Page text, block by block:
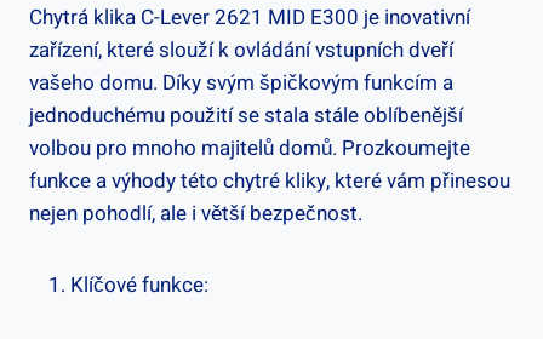
Chytrá klika C-Lever 2621 ⁢MID E300 je inovativní
zařízení, které slouží k ovládání vstupních dveří
⁤vašeho domu. Díky svým špičkovým funkcím a
jednoduchému použití se stala stále oblíbenější⁢
volbou pro mnoho majitelů domů. Prozkoumejte
⁢funkce a výhody této ⁤chytré kliky, které vám přinesou
nejen‌ pohodlí, ​ale i větší bezpečnost.
Klíčové funkce: